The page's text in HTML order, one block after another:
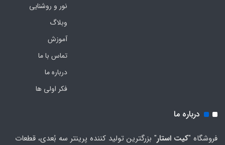
نور و روشنایی
وبلاگ
آموزش
تماس با ما
درباره ما
فکر اولی ها
درباره ما
فروشگاه "کیت استار" بزرگترین تولید کننده پرینتر سه بُعدی، قطعات